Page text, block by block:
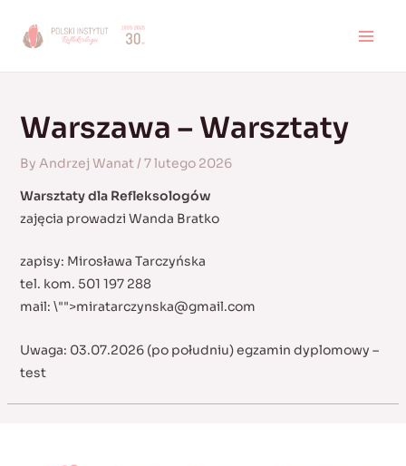
Warszawa – Warsztaty
By Andrzej Wanat/7 lutego 2026
Warsztaty dla Refleksologów
zajęcia prowadzi Wanda Bratko
zapisy: Mirosława Tarczyńska
tel. kom. 501 197 288
mail: \"">miratarczynska@gmail.com
Uwaga: 03.07.2026 (po południu) egzamin dyplomowy –
test